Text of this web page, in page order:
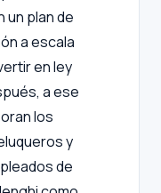
un plan de
a escala
en ley
a ese
los
y
de